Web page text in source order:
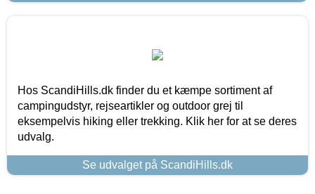
Hos ScandiHills.dk finder du et kæmpe sortiment af
campingudstyr, rejseartikler og outdoor grej til
eksempelvis hiking eller trekking. Klik her for at se deres
udvalg.
Se udvalget på ScandiHills.dk